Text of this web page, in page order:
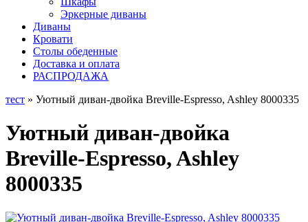
Эркерные диваны
Диваны
Кровати
Столы обеденные
Доставка и оплата
РАСПРОДАЖА
тест » Уютный диван-двойка Breville-Espresso, Ashley 8000335
Уютный диван-двойка
Breville-Espresso, Ashley
8000335